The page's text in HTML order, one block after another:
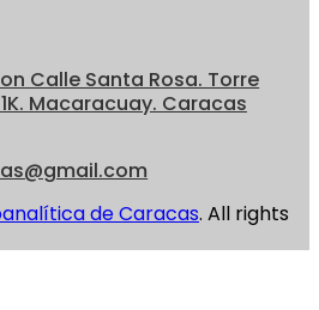
Calle Santa Rosa. Torre
Macaracuay. Caracas
de Caracas. All rights